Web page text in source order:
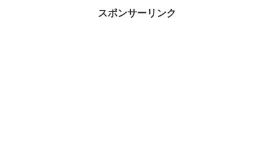
スポンサーリンク